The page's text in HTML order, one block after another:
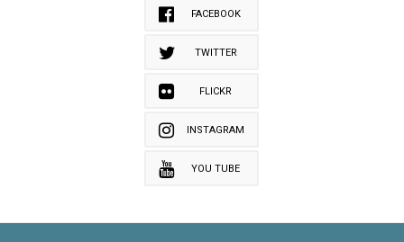
FACEBOOK
TWITTER
FLICKR
INSTAGRAM
YOU TUBE